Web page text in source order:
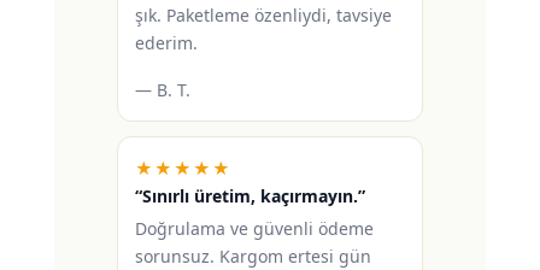
şık. Paketleme özenliydi, tavsiye
ederim.
— B. T.
★★★★★
“Sınırlı üretim, kaçırmayın.”
Doğrulama ve güvenli ödeme
sorunsuz. Kargom ertesi gün